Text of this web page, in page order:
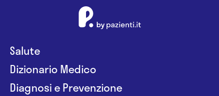
Salute
Dizionario Medico
Diagnosi e Prevenzione